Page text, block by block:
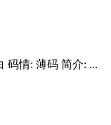
码情: 薄码 简介: ...